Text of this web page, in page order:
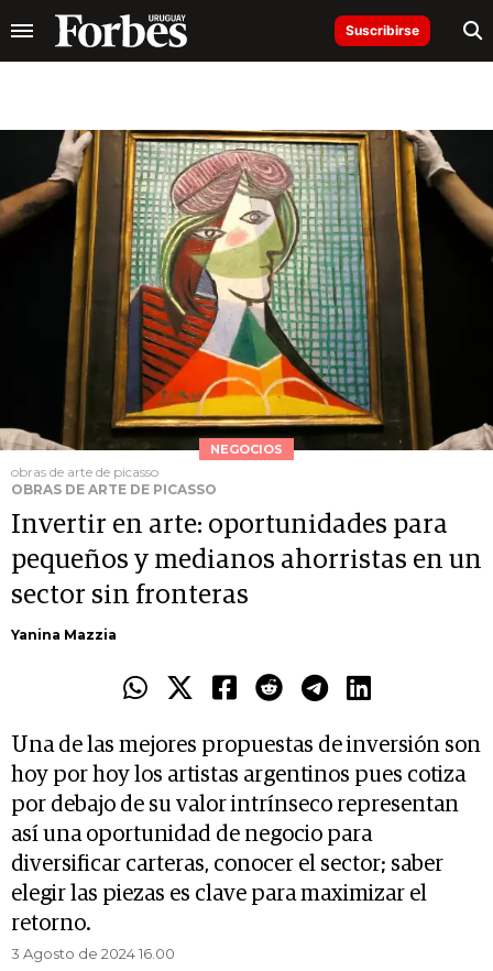
Suscribirse
NEGOCIOS
obras de arte de picasso
OBRAS DE ARTE DE PICASSO
Invertir en arte: oportunidades para
pequeños y medianos ahorristas en un
sector sin fronteras
Yanina Mazzia
Una de las mejores propuestas de inversión son
hoy por hoy los artistas argentinos pues cotiza
por debajo de su valor intrínseco representan
así una oportunidad de negocio para
diversificar carteras, conocer el sector; saber
elegir las piezas es clave para maximizar el
retorno.
3 Agosto de 2024 16.00